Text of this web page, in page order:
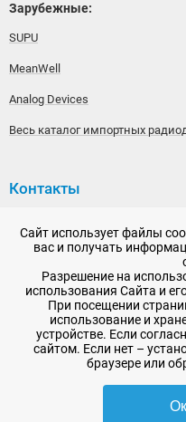
Зарубежные:
SUPU
MeanWell
Analog Devices
Весь каталог импортных
Контакты
192148, г. Санкт-
дом 36
+7 (812) 565-06-52
Время работы: пн-пт,
E-mail:
2007 - 2026, ООО
Сайт использует файлы
вас и получать
Разрешение на
использования Сайта и
При посещении
использование и
устройстве. Если
сайтом. Если нет –
браузере или